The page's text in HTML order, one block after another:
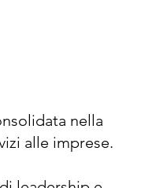
nella
alle imprese.